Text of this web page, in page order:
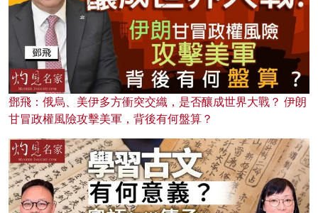
鄧飛：俄烏、美伊多方衝突交織，是否釀成世界大戰？ 伊朗
甘冒政權風險攻擊美軍，背後有何盤算？